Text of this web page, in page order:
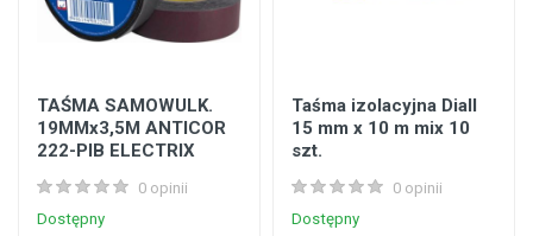
TAŚMA SAMOWULK.
19MMx3,5M ANTICOR
222-PIB ELECTRIX
0 opinii
Dostępny
Taśma izolacyjna Diall
15 mm x 10 m mix 10
szt.
0 opinii
Dostępny